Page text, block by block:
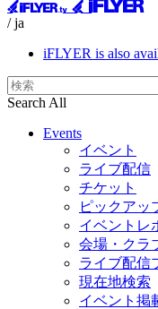
/ ja
iFLYER is also
Search All
Events
イベント
ライブ配信
チケット
ピックアッ
イベントレ
会場・クラ
ライブ配信
現在地検索
イベント掲